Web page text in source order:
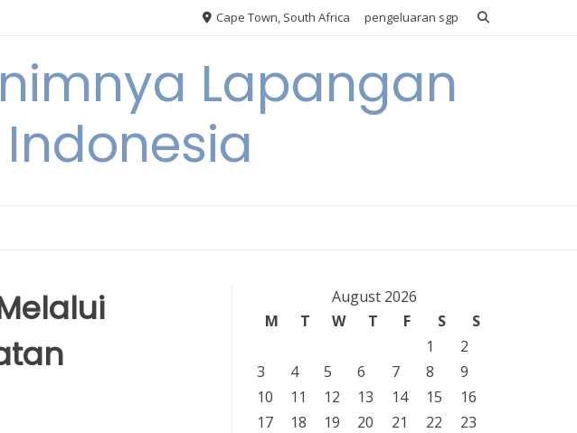
Cape Town, South Africa pengeluaran sgp
Lapangan
August 2026
M
T W T F S
S
1
2
3
4 5 6 7 8
9
10
11 12 13 14 15
16
17
18 19 20 21 22
23